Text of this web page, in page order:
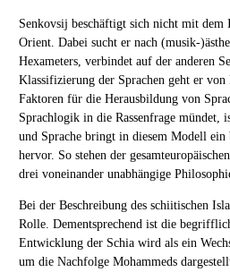
Senkovsij beschäftigt sich nicht mit
Orient. Dabei sucht er nach (musik-
Hexameters, verbindet auf der anderen
Klassifizierung der Sprachen geht er
Faktoren für die Herausbildung von
Sprachlogik in die Rassenfrage
und Sprache bringt in diesem Modell ein
hervor. So stehen der
drei voneinander unabhängige
Bei der Beschreibung des schiitischen
Rolle. Dementsprechend ist die
Entwicklung der Schia wird als ein
um die Nachfolge Mohammeds